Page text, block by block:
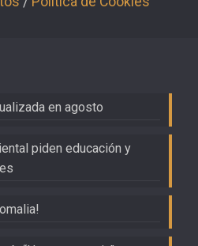
en agosto
piden educación y